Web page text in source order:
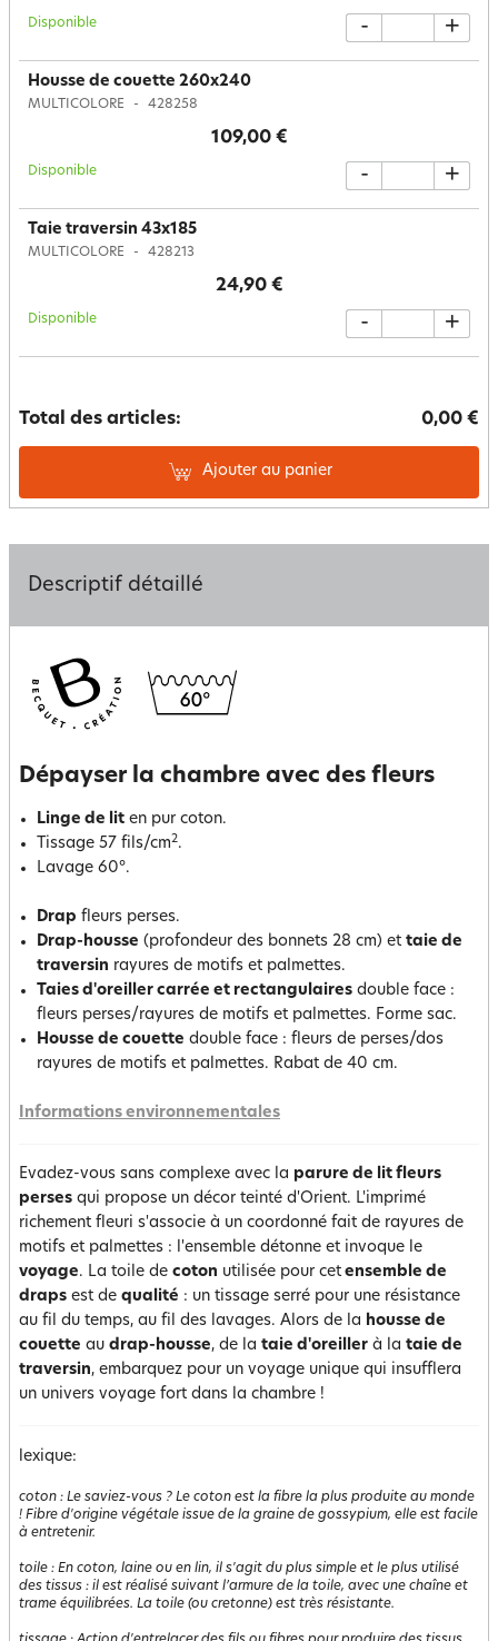
Disponible - +
Housse de couette 260x240
MULTICOLORE 428258
109,00 €
Disponible - +
Taie traversin 43x185
MULTICOLORE 428213
24,90 €
Disponible - +
Total des articles: 0,00 €
Ajouter au panier
Descriptif détaillé
Dépayser la chambre avec des fleurs
Linge de lit en pur coton.
Tissage 57 fils/cm2.
Lavage 60°.
Drap fleurs perses.
Drap-housse (profondeur des bonnets 28 cm) et taie de
traversin rayures de motifs et palmettes.
Taies d'oreiller carrée et rectangulaires double face :
fleurs perses/rayures de motifs et palmettes. Forme sac.
Housse de couette double face : fleurs de perses/dos
rayures de motifs et palmettes. Rabat de 40 cm.
Informations environnementales
Evadez-vous sans complexe avec la parure de lit fleurs
perses qui propose un décor teinté d'Orient. L'imprimé
richement fleuri s'associe à un coordonné fait de rayures de
motifs et palmettes : l'ensemble détonne et invoque le
voyage. La toile de coton utilisée pour cet ensemble de
draps est de qualité : un tissage serré pour une résistance
au fil du temps, au fil des lavages. Alors de la housse de
couette au drap-housse, de la taie d'oreiller à la taie de
traversin, embarquez pour un voyage unique qui insufflera
un univers voyage fort dans la chambre !
lexique:
coton : Le saviez-vous ? Le coton est la fibre la plus produite au monde
! Fibre d'origine végétale issue de la graine de gossypium, elle est facile
à entretenir.
toile : En coton, laine ou en lin, il s'agit du plus simple et le plus utilisé
des tissus : il est réalisé suivant l’armure de la toile, avec une chaîne et
trame équilibrées. La toile (ou cretonne) est très résistante.